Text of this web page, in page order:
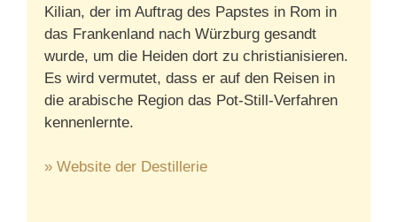
Kilian, der im Auftrag des Papstes in Rom in
das Frankenland nach Würzburg gesandt
wurde, um die Heiden dort zu christianisieren.
Es wird vermutet, dass er auf den Reisen in
die arabische Region das Pot-Still-Verfahren
kennenlernte.
» Website der Destillerie